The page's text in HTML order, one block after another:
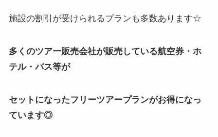
施設の割引が受けられるプランも多数あります☆
多くのツアー販売会社が販売している航空券・ホ
テル・バス等が
セットになったフリーツアープランがお得になっ
ています◎